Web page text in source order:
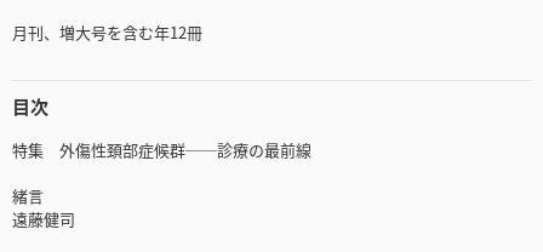
月刊、増大号を含む年12冊
目次
特集 外傷性頚部症候群──診療の最前線
緒言
遠藤健司